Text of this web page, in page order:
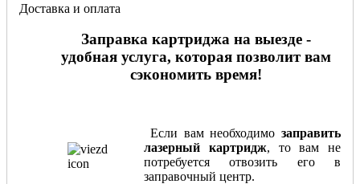
Доставка и оплата
Заправка картриджа на выезде -
удобная услуга, которая позволит вам
сэкономить время!
Если вам необходимо заправить
лазерный картридж, то вам не
потребуется отвозить его в
заправочный центр.